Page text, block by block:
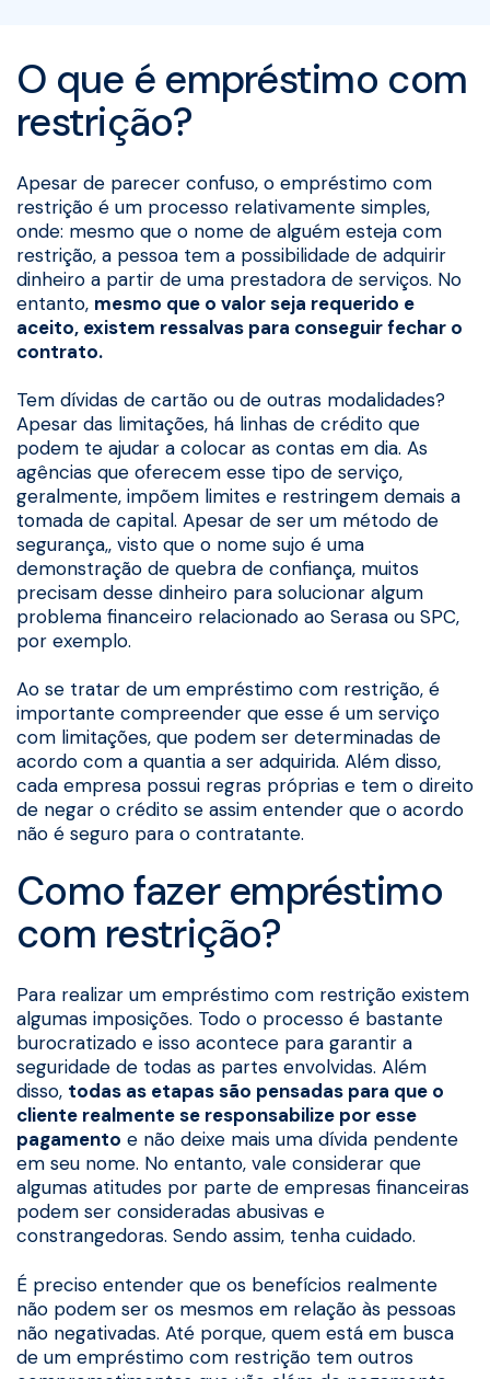
O que é empréstimo com
restrição?
Apesar de parecer confuso, o empréstimo com
restrição é um processo relativamente simples,
onde: mesmo que o nome de alguém esteja com
restrição, a pessoa tem a possibilidade de adquirir
dinheiro a partir de uma prestadora de serviços. No
entanto, mesmo que o valor seja requerido e
aceito, existem ressalvas para conseguir fechar o
contrato.
Tem dívidas de cartão ou de outras modalidades?
Apesar das limitações, há linhas de crédito que
podem te ajudar a colocar as contas em dia. As
agências que oferecem esse tipo de serviço,
geralmente, impõem limites e restringem demais a
tomada de capital. Apesar de ser um método de
segurança,, visto que o nome sujo é uma
demonstração de quebra de confiança, muitos
precisam desse dinheiro para solucionar algum
problema financeiro relacionado ao Serasa ou SPC,
por exemplo.
Ao se tratar de um empréstimo com restrição, é
importante compreender que esse é um serviço
com limitações, que podem ser determinadas de
acordo com a quantia a ser adquirida. Além disso,
cada empresa possui regras próprias e tem o direito
de negar o crédito se assim entender que o acordo
não é seguro para o contratante.
Como fazer empréstimo
com restrição?
Para realizar um empréstimo com restrição existem
algumas imposições. Todo o processo é bastante
burocratizado e isso acontece para garantir a
seguridade de todas as partes envolvidas. Além
disso, todas as etapas são pensadas para que o
cliente realmente se responsabilize por esse
pagamento e não deixe mais uma dívida pendente
em seu nome. No entanto, vale considerar que
algumas atitudes por parte de empresas financeiras
podem ser consideradas abusivas e
constrangedoras. Sendo assim, tenha cuidado.
É preciso entender que os benefícios realmente
não podem ser os mesmos em relação às pessoas
não negativadas. Até porque, quem está em busca
de um empréstimo com restrição tem outros